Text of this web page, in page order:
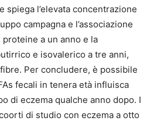
spiega l’elevata concentrazione
campagna e l’associazione
proteine a un anno e la
e isovalerico a tre anni,
Per concludere, è possibile
fecali in tenera età influisca
di eczema qualche anno dopo. I
di studio con eczema a otto